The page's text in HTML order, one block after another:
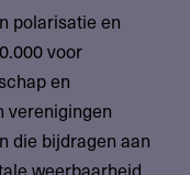
polarisatie en
voor
en
verenigingen
die bijdragen aan
weerbaarheid.